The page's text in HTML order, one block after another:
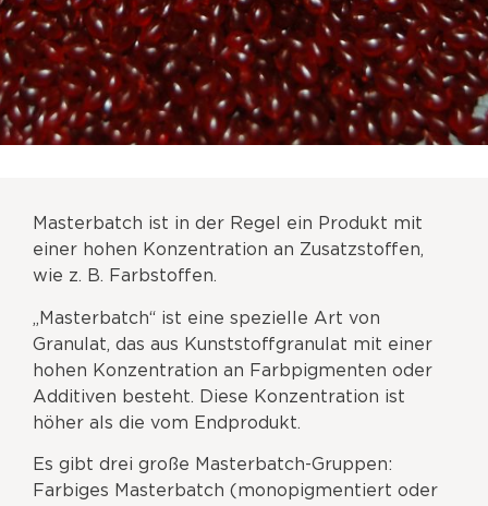
Masterbatch ist in der Regel ein Produkt mit
einer hohen Konzentration an Zusatzstoffen,
wie z. B. Farbstoffen.
„Masterbatch“ ist eine spezielle Art von
Granulat, das aus Kunststoffgranulat mit einer
hohen Konzentration an Farbpigmenten oder
Additiven besteht. Diese Konzentration ist
höher als die vom Endprodukt.
Es gibt drei große Masterbatch-Gruppen:
Farbiges Masterbatch (monopigmentiert oder